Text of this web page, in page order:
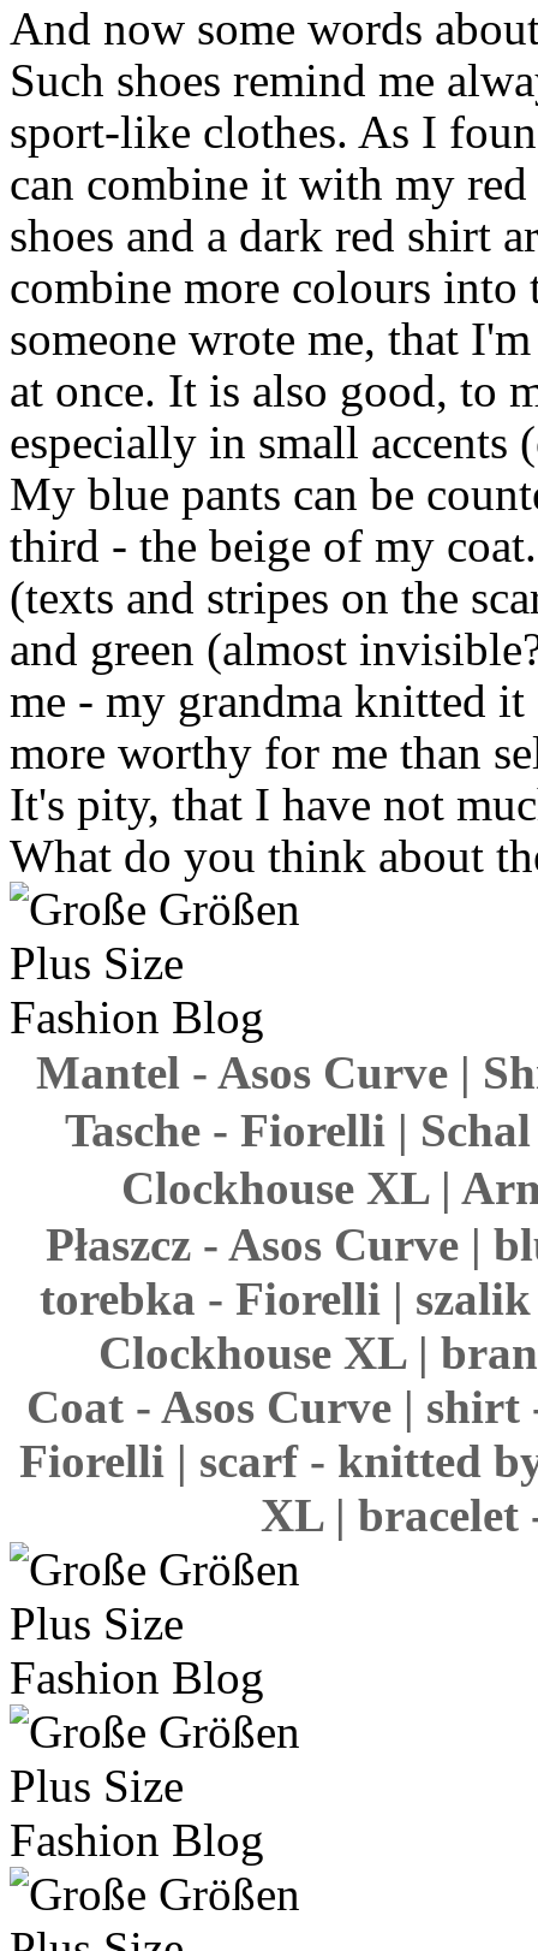
And now some words
Such shoes remind me
sport-like clothes. As I
can combine it with my
shoes and a dark red shirt
combine more colours
someone wrote me, that
at once. It is also good, to
especially in small accents
My blue pants can be
third - the beige of my
(texts and stripes on the
and green (almost
me - my grandma knitted
more worthy for me than
It's pity, that I have not
What do you think about
Mantel - Asos Curve |
Tasche - Fiorelli |
Clockhouse XL |
Płaszcz - Asos Curve |
torebka - Fiorelli | szalik
Clockhouse XL |
Coat - Asos Curve | shirt
Fiorelli | scarf - knitted
XL | bracelet